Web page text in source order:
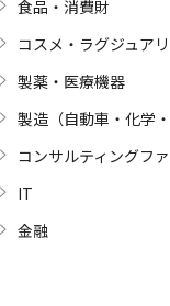
食品・消費財
コスメ・ラグジュア
製薬・医療機器
製造（自動車・化学・
コンサルティングフ
IT
金融